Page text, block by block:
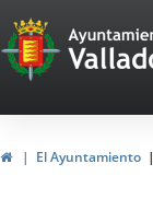
Portal
Web
del
HomeEl Ayuntamiento